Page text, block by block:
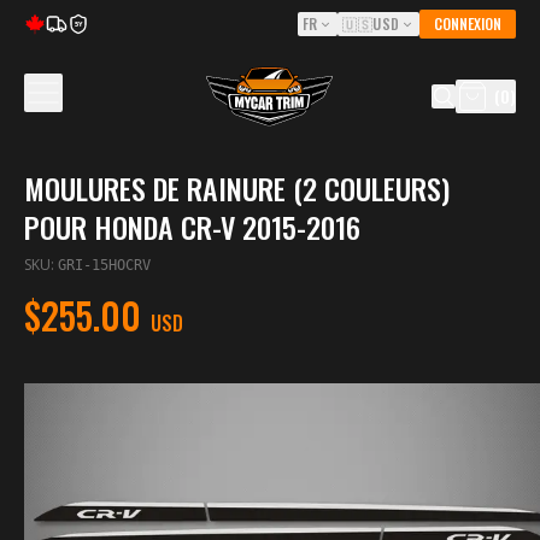
5Y FR 🇺🇸USD CONNEXION
MOULURES DE RAINURE (2 COULEURS)
POUR HONDA CR-V 2015-2016
SKU: GRI-15HOCRV
$255.00 USD